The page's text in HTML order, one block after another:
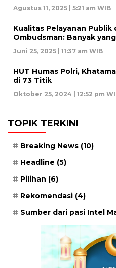
Agustus 11, 2025 | 5:21 am WIB
Kualitas Pelayanan
Ombudsman: Banyak
Juni 25, 2025 | 11:37 am WIB
HUT Humas Polri,
di 73 Titik
Oktober 25, 2024 | 12:52 pm
TOPIK TERKINI
Breaking News (10)
Headline (5)
Pilihan (6)
Rekomendasi (4)
Sumber dari pasi Intel